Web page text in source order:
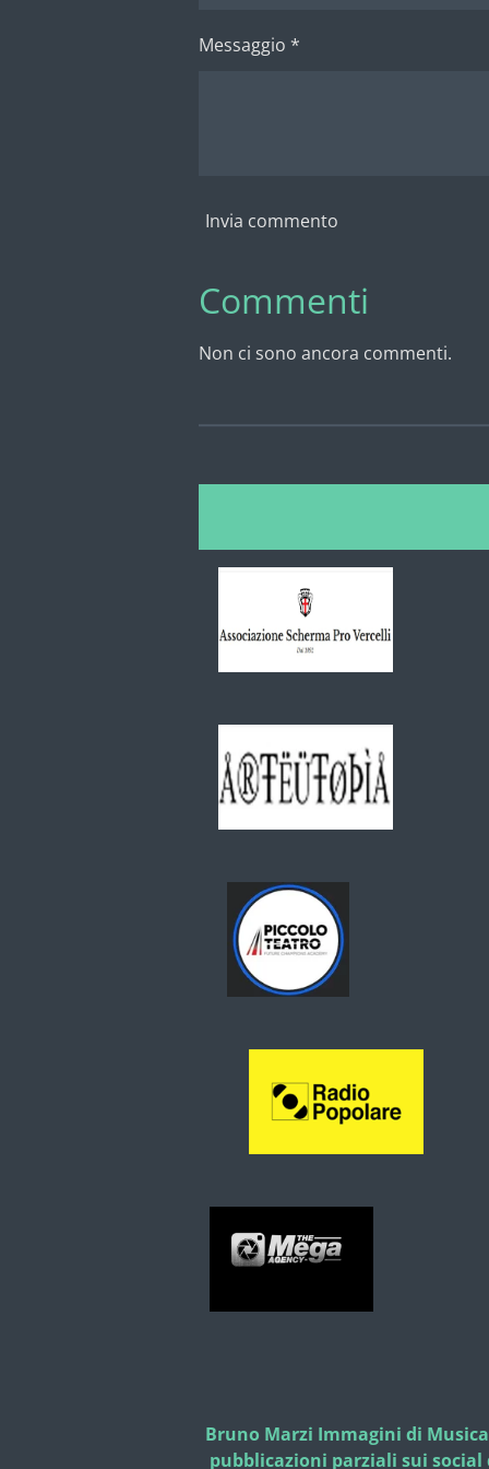
Messaggio *
Invia commento
Commenti
Non ci sono ancora commenti.
Bruno Marzi Immagini di
pubblicazioni parziali sui